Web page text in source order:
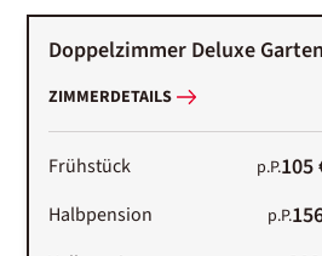
Doppelzimmer Deluxe
ZIMMERDETAILS
Frühstück p.P.105
Halbpension p.P.